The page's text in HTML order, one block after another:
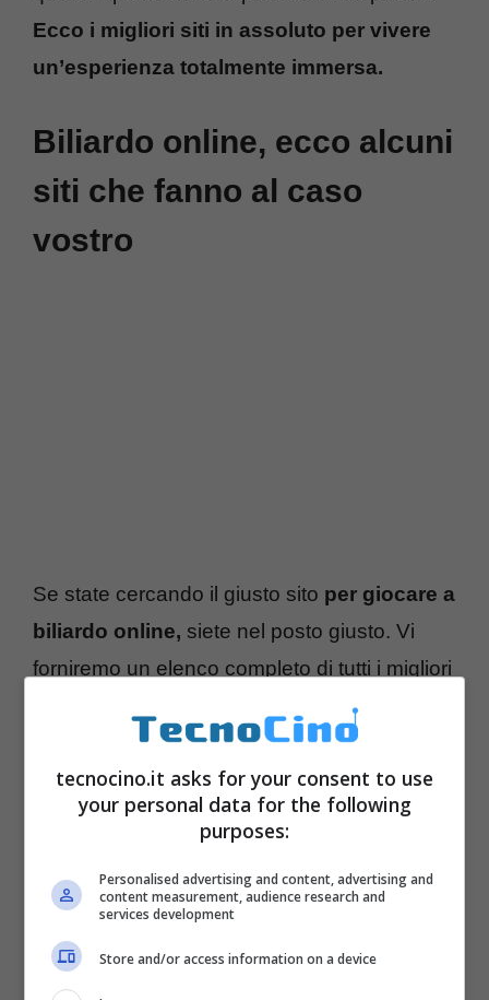
Ecco i migliori siti in assoluto per vivere
un’esperienza totalmente immersa.
Biliardo online, ecco alcuni
siti che fanno al caso
vostro
Se state cercando il giusto sito per giocare a
biliardo online, siete nel posto giusto. Vi
forniremo un elenco completo di tutti i migliori
portali che vi daranno la possibilità sia di
provare la modalità classica del noto
passatempo che quelle alternative. Così da
mettervi sempre in gioco, sia contro un bot
altre persone da tutto il mondo.
tecnocino.it asks for your consent to use
your personal data for the following
purposes:
Personalised advertising and content, advertising and
content measurement, audience research and
services development
Store and/or access information on a device